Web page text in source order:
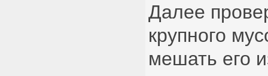
Далее
крупного
мешать его